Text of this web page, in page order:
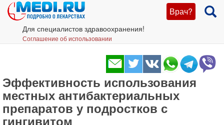
Врач?
Для специалистов здравоохранения!
Соглашение об использовании
Эффективность использования
местных антибактериальных
препаратов у подростков с
гингивитом